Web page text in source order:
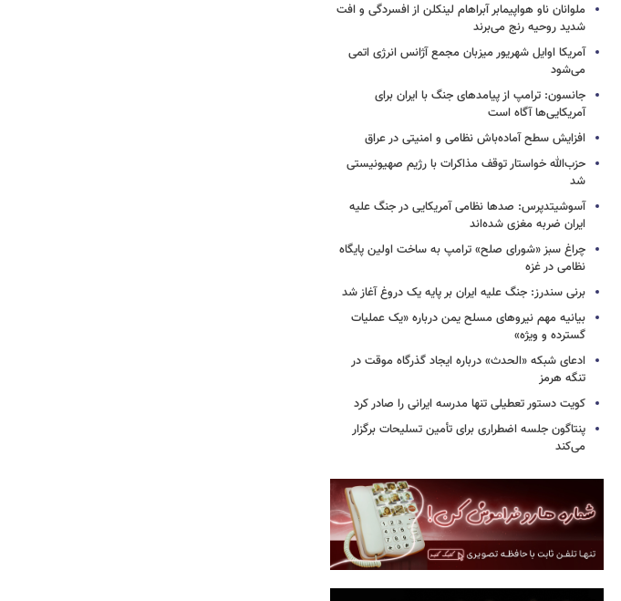
ملوانان ناو هواپیمابر آبراهام لینکلن از افسردگی و افت
شدید روحیه رنج می‌برند
آمریکا اوایل شهریور میزبان مجمع آژانس انرژی اتمی
می‌شود
جانسون: ترامپ از پیامدهای جنگ با ایران برای
آمریکایی‌ها آگاه است
افزایش سطح آماده‌باش نظامی و امنیتی در عراق
حزب‌الله خواستار توقف مذاکرات با رژیم صهیونیستی
شد
آسوشیتدپرس: صدها نظامی آمریکایی در جنگ علیه
ایران ضربه مغزی شده‌اند
چراغ سبز «شورای صلح» ترامپ به ساخت اولین پایگاه
نظامی در غزه
برنی سندرز: جنگ علیه ایران بر پایه یک دروغ آغاز شد
بیانیه مهم نیروهای مسلح یمن درباره «یک عملیات
گسترده و ویژه»
ادعای شبکه «الحدث» درباره ایجاد گذرگاه موقت در
تنگه هرمز
کویت دستور تعطیلی تنها مدرسه ایرانی را صادر کرد
پنتاگون جلسه اضطراری برای تأمین تسلیحات برگزار
می‌کند